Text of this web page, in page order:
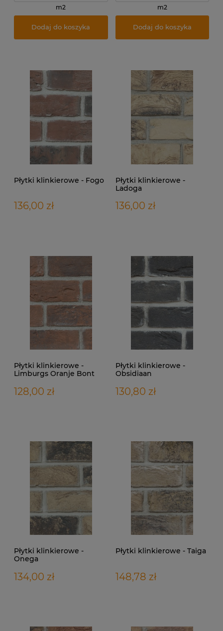
m2
Dodaj do koszyka
m2
Dodaj do koszyka
Płytki klinkierowe - Fogo
136,00 zł
Płytki klinkierowe -
Ladoga
136,00 zł
Płytki klinkierowe -
Limburgs Oranje Bont
128,00 zł
Płytki klinkierowe -
Obsidiaan
130,80 zł
Płytki klinkierowe -
Onega
134,00 zł
Płytki klinkierowe - Taiga
148,78 zł